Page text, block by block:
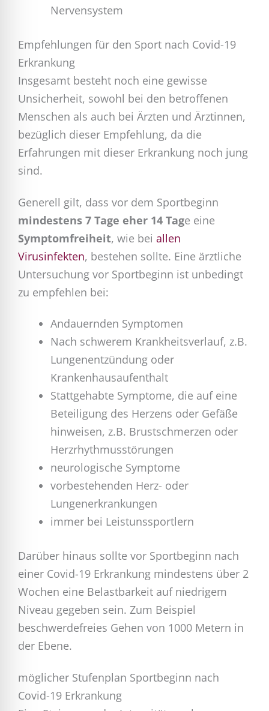
Nervensystem
Empfehlungen für den Sport nach Covid-19
Erkrankung
Insgesamt besteht noch eine gewisse
Unsicherheit, sowohl bei den betroffenen
Menschen als auch bei Ärzten und Ärztinnen,
bezüglich dieser Empfehlung, da die
Erfahrungen mit dieser Erkrankung noch jung
sind.
Generell gilt, dass vor dem Sportbeginn
mindestens 7 Tage eher 14 Tage eine
Symptomfreiheit, wie bei allen
Virusinfekten, bestehen sollte. Eine ärztliche
Untersuchung vor Sportbeginn ist unbedingt
zu empfehlen bei:
Andauernden Symptomen
Nach schwerem Krankheitsverlauf, z.B.
Lungenentzündung oder
Krankenhausaufenthalt
Stattgehabte Symptome, die auf eine
Beteiligung des Herzens oder Gefäße
hinweisen, z.B. Brustschmerzen oder
Herzrhythmusstörungen
neurologische Symptome
vorbestehenden Herz- oder
Lungenerkrankungen
immer bei Leistunssportlern
Darüber hinaus sollte vor Sportbeginn nach
einer Covid-19 Erkrankung mindestens über 2
Wochen eine Belastbarkeit auf niedrigem
Niveau gegeben sein. Zum Beispiel
beschwerdefreies Gehen von 1000 Metern in
der Ebene.
möglicher Stufenplan Sportbeginn nach
Covid-19 Erkrankung